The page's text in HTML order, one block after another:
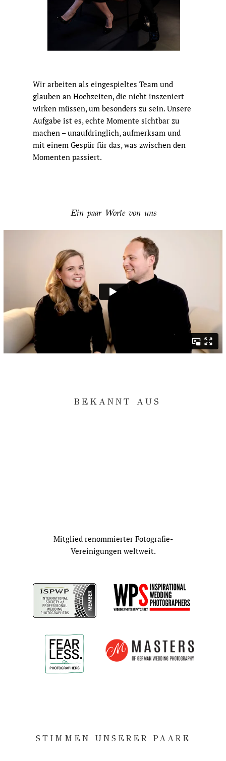
Wir arbeiten als eingespieltes Team und
glauben an Hochzeiten, die nicht inszeniert
wirken müssen, um besonders zu sein. Unsere
Aufgabe ist es, echte Momente sichtbar zu
machen – unaufdringlich, aufmerksam und
mit einem Gespür für das, was zwischen den
Momenten passiert.
Ein paar Worte von uns
BEKANNT AUS
Mitglied renommierter Fotografie-
Vereinigungen weltweit.
STIMMEN UNSERER PAARE